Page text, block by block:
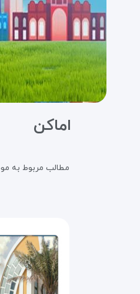
اماکن
مطالب مربوط به